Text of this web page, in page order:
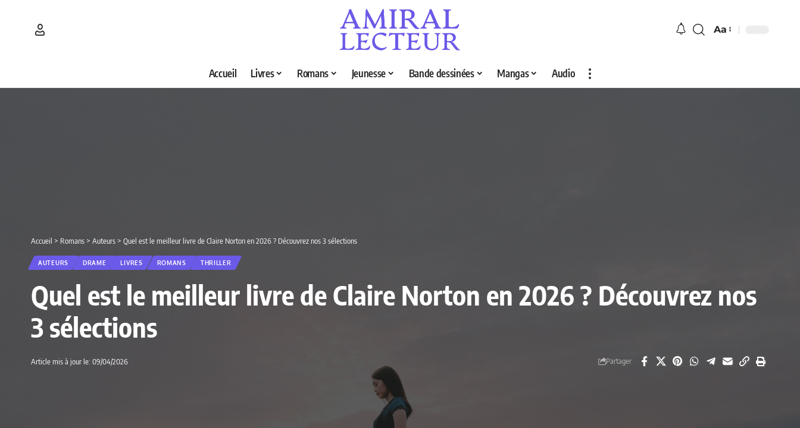
Aa
Accueil Livres Romans Jeunesse Bande dessinées Mangas Audio
Accueil > Romans > Auteurs > Quel est le meilleur livre de Claire Norton en 2026 ? Découvrez nos 3 sélections
AUTEURS DRAME LIVRES ROMANS THRILLER
Quel est le meilleur livre de Claire Norton en 2026 ? Découvrez nos
3 sélections
Article mis à jour le: 09/04/2026 Partager